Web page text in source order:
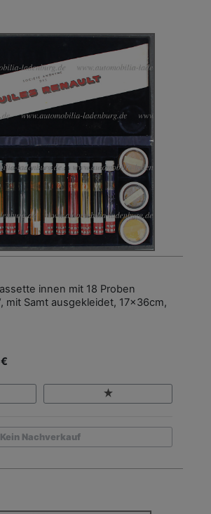
innen mit 18 Proben
mit Samt ausgekleidet, 17x36cm,
Kein Nachverkauf